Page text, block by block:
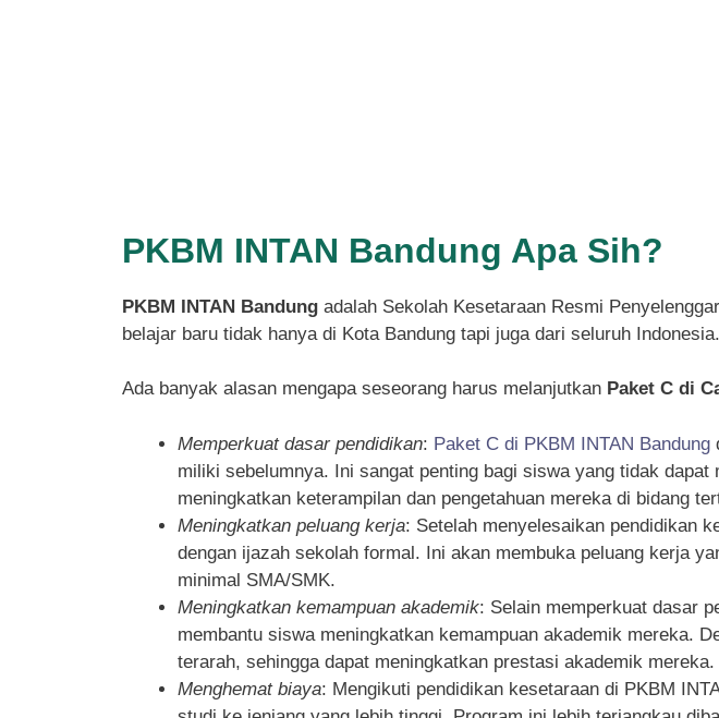
PKBM INTAN Bandung Apa Sih?
PKBM INTAN Bandung adalah Sekolah Kesetaraan Resmi
belajar baru tidak hanya di Kota Bandung tapi juga dari seluruh
Ada banyak alasan mengapa seseorang harus melanjutkan Paket C di
Memperkuat dasar pendidikan: Paket C di PKBM INTAN Bandung
miliki sebelumnya. Ini sangat penting bagi siswa yang tidak
meningkatkan keterampilan dan pengetahuan mereka di bidang
Meningkatkan peluang kerja: Setelah menyelesaikan pendidikan
dengan ijazah sekolah formal. Ini akan membuka peluang kerja
minimal SMA/SMK.
Meningkatkan kemampuan akademik: Selain memperkuat dasar
membantu siswa meningkatkan kemampuan akademik mereka.
terarah, sehingga dapat meningkatkan prestasi akademik mereka.
Menghemat biaya: Mengikuti pendidikan kesetaraan di PKBM